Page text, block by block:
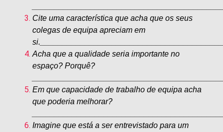
Cite uma característica que acha que os seus
colegas de equipa apreciam em
Acha que a qualidade seria importante no
espaço? Porquê?
Em que capacidade de trabalho de equipa acha
que poderia melhorar?
Imagine que está a ser entrevistado para um